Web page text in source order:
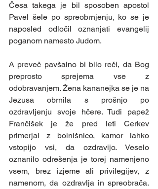
Česa takega je bil sposoben apostol
Pavel šele po spreobrnjenju, ko se je
naposled odločil oznanjati evangelij
poganom namesto Judom.
A preveč pavšalno bi bilo reči, da Bog
preprosto sprejema vse z
odobravanjem. Žena kananejka se je na
Jezusa obrnila s prošnjo po
ozdravljenju svoje hčere. Tudi papež
Frančišek je že pred leti Cerkev
primerjal z bolnišnico, kamor lahko
vstopijo vsi, da ozdravijo. Veselo
oznanilo odrešenja je torej namenjeno
vsem, brez izjeme ali privilegijev, z
namenom, da ozdravlja in spreobrača.